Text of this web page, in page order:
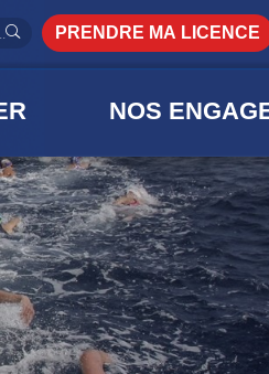
PRENDRE MA LICENCE
NOS